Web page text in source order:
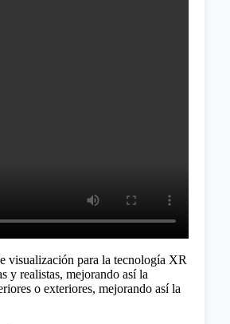
visualización para la tecnología XR
y realistas, mejorando así la
o exteriores, mejorando así la